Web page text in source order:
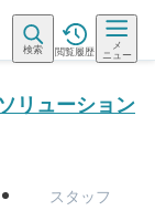
検索 閲覧履歴
メ
ニュー
リューション
スタッフ